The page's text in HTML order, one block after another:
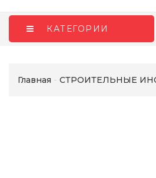
КАТЕГОРИИ
Главная СТРОИТЕЛЬНЫЕ